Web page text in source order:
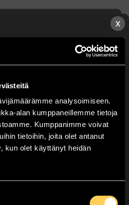
analysoimiseen.
alan kumppaneillemme tietoja
Kumppanimme voivat
tietoihin, joita olet antanut
kun olet käyttänyt heidän
X
myyntipisteesi.
kerrallaan vain yhteen